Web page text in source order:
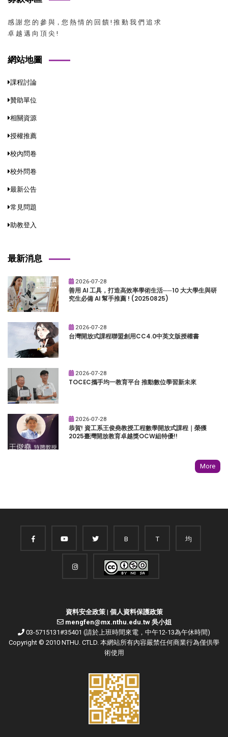
感 謝 您 的 參 與，您 熱 情 的 回 饋 ! 推 動 我 們 追 求
卓 越 邁 向 頂 尖 !
網站地圖
課程討論
贊助單位
相關資源
授權推薦
校內問卷
校外問卷
最新公告
常見問題
助教登入
最新消息
2026-07-28
善用 AI 工具，打造高效率學術生活──10 大大學生與研
究生必備 AI 幫手推薦 ! (20250825)
2026-07-28
台灣開放式課程聯盟創用CC4.0中英文版授權書
2026-07-28
TOCEC攜手均一教育平台 推動數位學習新未來
2026-07-28
恭賀! 資工系王俊堯教授工程數學開放式課程｜榮獲
2025臺灣開放教育卓越獎OCW組特優!!
More
B T 均
資料安全政策| 個人資料保護政策
mengfen@mx.nthu.edu.tw 吳小姐
03-5715131#35401 (請於上班時間來電，中午12-13為午休時間)
Copyright © 2010 NTHU. CTLD. 本網站所有內容嚴禁任何商業行為僅供學
術使用